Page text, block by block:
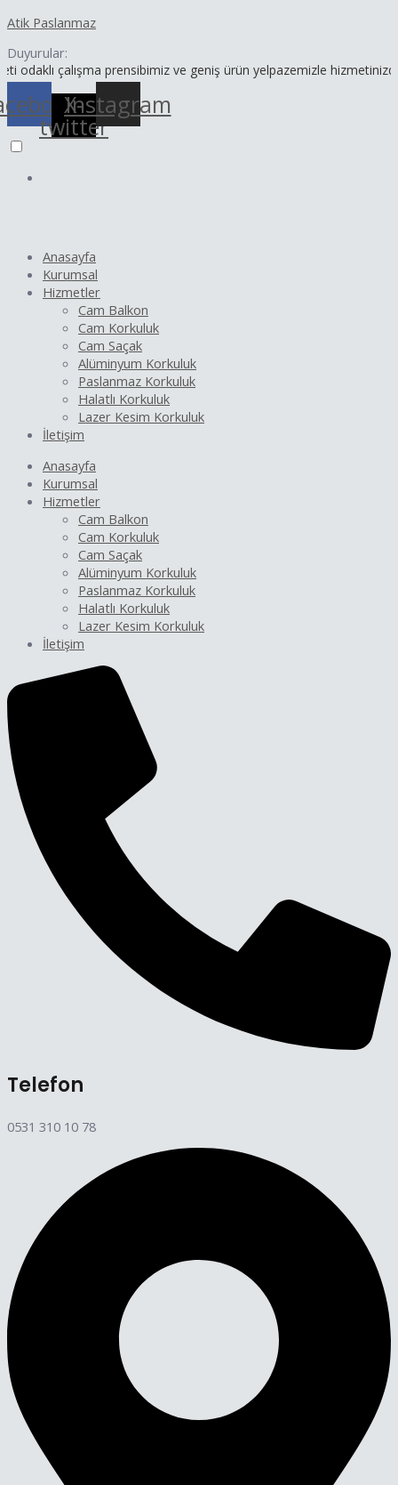
atla
Atik Paslanmaz
Duyurular:
çalışma prensibimiz ve geniş ürün yelpazemizle hizmetinizdeyiz.
X-
twitter
Instagram
Anasayfa
Kurumsal
Hizmetler
Cam Balkon
Cam Korkuluk
Cam Saçak
Alüminyum Korkuluk
Paslanmaz Korkuluk
Halatlı Korkuluk
Lazer Kesim Korkuluk
İletişim
Anasayfa
Kurumsal
Hizmetler
Cam Balkon
Cam Korkuluk
Cam Saçak
Alüminyum Korkuluk
Paslanmaz Korkuluk
Halatlı Korkuluk
Lazer Kesim Korkuluk
İletişim
Telefon
0531 310 10 78
dolaşımı